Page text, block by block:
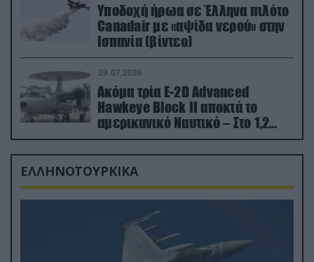
Υποδοχή ήρωα σε Έλληνα πιλότο
Canadair με «αψίδα νερού» στην
Ισπανία (βίντεο)
29.07.2026
Ακόμα τρία E-2D Advanced
Hawkeye Block II αποκτά το
αμερικανικό Ναυτικό – Στο 1,2
δισ.δολάρια το κόστος
ΕΛΛΗΝΟΤΟΥΡΚΙΚΑ